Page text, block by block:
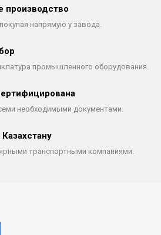
производство
напрямую у завода.
промышленного оборудования.
необходимыми документами.
транспортными компаниями.